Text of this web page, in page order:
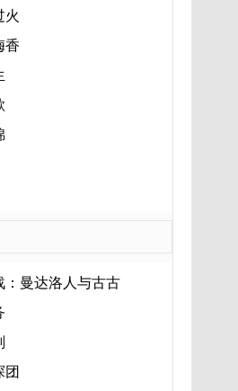
火
香
：曼达洛人与古古
团